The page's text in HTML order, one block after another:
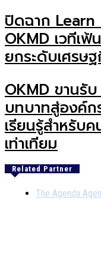
ปิดฉาก Learn
OKMD เวทีเ
ยกระดับเศรษ
OKMD ขานรั
บทบาทสู่องค์ก
เรียนรู้สำหรับ
เท่าเทียม
Related Partner
The Agenda